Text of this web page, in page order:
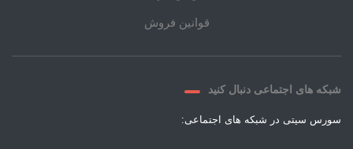
قوانین فروش
شبکه های اجتماعی دنبال کنید
سورس سیتی در شبکه های اجتماعی: